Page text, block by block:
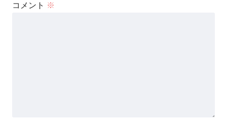
コメント ※